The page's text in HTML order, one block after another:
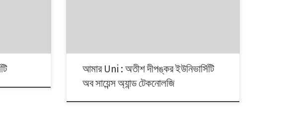
আমার Uni : অতীশ দীপঙ্কর ইউনিভার্সিটি
অব সায়েন্স অ্যান্ড টেকনোলজি